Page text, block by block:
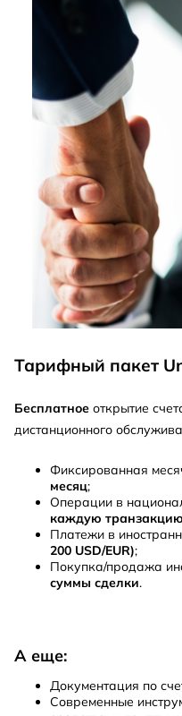
Тарифный пакет
Бесплатное открытие
дистанционного
Фиксированная
месяц;
Операции в
каждую
Платежи в
200 USD/EUR);
Покупка/продажа
суммы сделки.
А еще:
Документация по
Современные